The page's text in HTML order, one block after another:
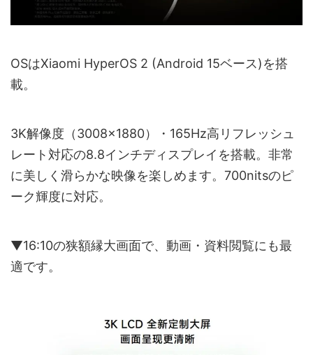
OSはXiaomi HyperOS 2 (Android 15ベース)を搭
載。
3K解像度（3008×1880）・165Hz高リフレッシュ
レート対応の8.8インチディスプレイを搭載。非常
に美しく滑らかな映像を楽しめます。700nitsのピ
ーク輝度に対応。
▼16:10の狭額縁大画面で、動画・資料閲覧にも最
適です。